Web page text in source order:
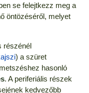
se felejtkezz meg a
öntözéséről, melyet
részénél
) a szüret
hasonló
. A periferiális részek
kedvezőbb